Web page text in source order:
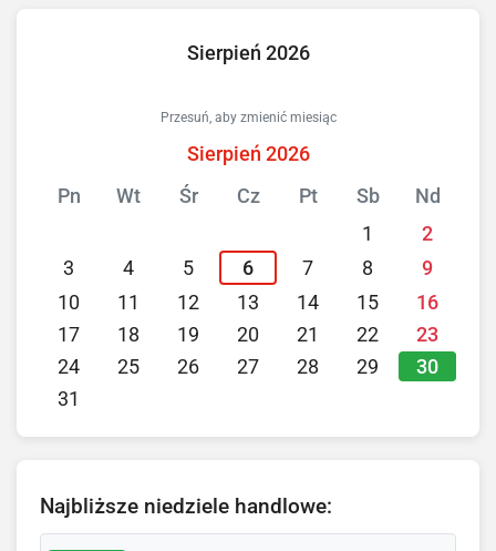
Sierpień 2026
Przesuń, aby zmienić miesiąc
Sierpień 2026
Pn
Wt Śr Cz Pt Sb
Nd
1
2
3
4 5 6 7 8
9
10
11 12 13 14 15
16
17
18 19 20 21 22
23
24
25 26 27 28 29 30
31
Najbliższe niedziele handlowe: